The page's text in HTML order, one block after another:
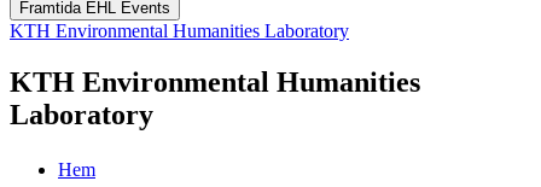
Framtida EHL Events
KTH Environmental Humanities Laboratory
KTH Environmental Humanities
Laboratory
Hem